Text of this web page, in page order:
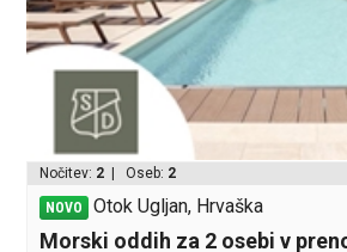
Nočitev: 2 | Oseb: 2
NOVO Otok Ugljan, Hrvaška
Morski oddih za 2 osebi v